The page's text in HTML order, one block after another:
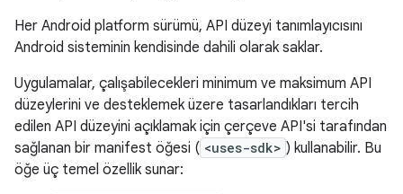
Her Android platform sürümü, API düzeyi tanımlayıcısını
Android sisteminin kendisinde dahili olarak saklar.
Uygulamalar, çalışabilecekleri minimum ve maksimum API
düzeylerini ve desteklemek üzere tasarlandıkları tercih
edilen API düzeyini açıklamak için çerçeve API'si tarafından
sağlanan bir manifest öğesi ( <uses-sdk> ) kullanabilir. Bu
öğe üç temel özellik sunar: